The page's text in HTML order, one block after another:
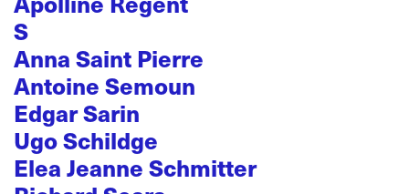
S
Anna Saint Pierre
Antoine Semoun
Edgar Sarin
Ugo Schildge
Elea Jeanne Schmitter